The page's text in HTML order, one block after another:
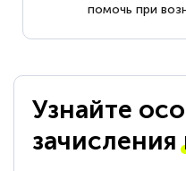
помочь при
Узнайте
зачисления